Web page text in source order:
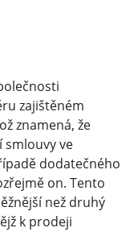
zajištěném
znamená, že
ve
dodatečného
on. Tento
než druhý
k prodeji